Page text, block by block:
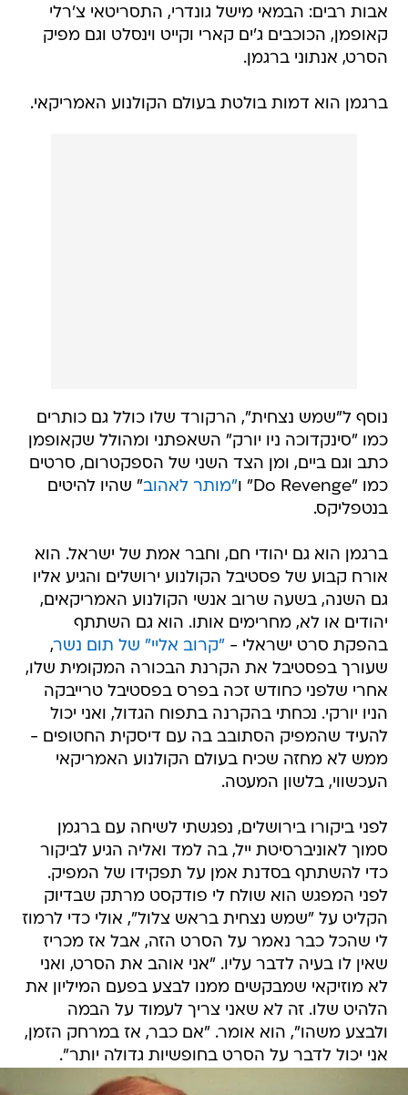
אבות רבים: הבמאי מישל גונדרי, התסריטאי צ'רלי
קאופמן, הכוכבים ג'ים קארי וקייט וינסלט וגם מפיק
הסרט, אנתוני ברגמן.
ברגמן הוא דמות בולטת בעולם הקולנוע האמריקאי.
נוסף ל"שמש נצחית", הרקורד שלו כולל גם כותרים
כמו "סינקדוכה ניו יורק" השאפתני ומהולל שקאופמן
כתב וגם ביים, ומן הצד השני של הספקטרום, סרטים
כמו "Do Revenge" ו
"מותר לאהוב" שהיו להיטים
בנטפליקס.
ברגמן הוא גם יהודי חם, וחבר אמת של ישראל. הוא
אורח קבוע של פסטיבל הקולנוע ירושלים והגיע אליו
גם השנה, בשעה שרוב אנשי הקולנוע האמריקאים,
יהודים או לא, מחרימים אותו. הוא גם השתתף
בהפקת סרט ישראלי - "קרוב אליי" של תום נשר,
שעורך בפסטיבל את הקרנת הבכורה המקומית שלו,
אחרי שלפני כחודש זכה בפרס בפסטיבל טרייבקה
הניו יורקי. נכחתי בהקרנה בתפוח הגדול, ואני יכול
להעיד שהמפיק הסתובב בה עם דיסקית החטופים -
ממש לא מחזה שכיח בעולם הקולנוע האמריקאי
העכשווי, בלשון המעטה.
לפני ביקורו בירושלים, נפגשתי לשיחה עם ברגמן
סמוך לאוניברסיטת ייל, בה למד ואליה הגיע לביקור
כדי להשתתף בסדנת אמן על תפקידו של המפיק.
לפני המפגש הוא שולח לי פודקסט מרתק שבדיוק
הקליט על "שמש נצחית בראש צלול", אולי כדי לרמוז
לי שהכל כבר נאמר על הסרט הזה, אבל אז מכריז
שאין לו בעיה לדבר עליו. "אני אוהב את הסרט, ואני
לא מוזיקאי שמבקשים ממנו לבצע בפעם המיליון את
הלהיט שלו. זה לא שאני צריך לעמוד על הבמה
ולבצע משהו", הוא אומר. "אם כבר, אז במרחק הזמן,
אני יכול לדבר על הסרט בחופשיות גדולה יותר".